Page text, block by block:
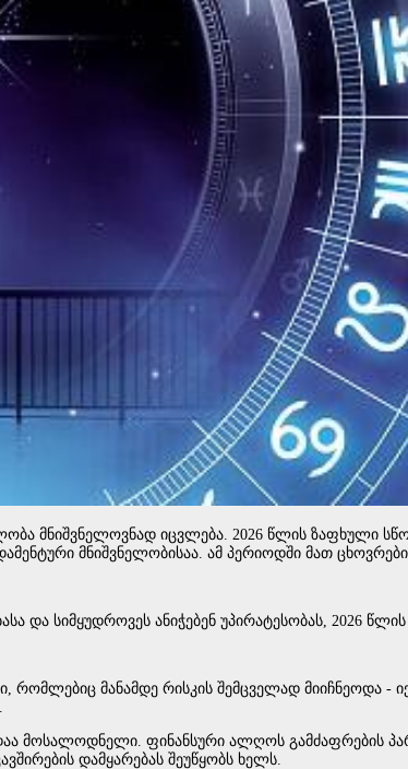
მნიშვნელოვნად იცვლება. 2026 წლის ზაფხული
მნიშვნელობისაა. ამ პერიოდში მათ
სიმყუდროვეს ანიჭებენ უპირატესობას, 2026
მანამდე რისკის შემცველად მიიჩნეოდა -
მოსალოდნელი. ფინანსური ალღოს
დამყარებას შეუწყობს ხელს.